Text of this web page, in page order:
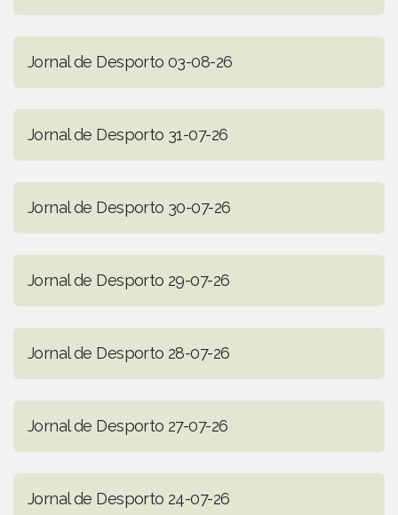
Jornal de Desporto 03-08-26
Jornal de Desporto 31-07-26
Jornal de Desporto 30-07-26
Jornal de Desporto 29-07-26
Jornal de Desporto 28-07-26
Jornal de Desporto 27-07-26
Jornal de Desporto 24-07-26